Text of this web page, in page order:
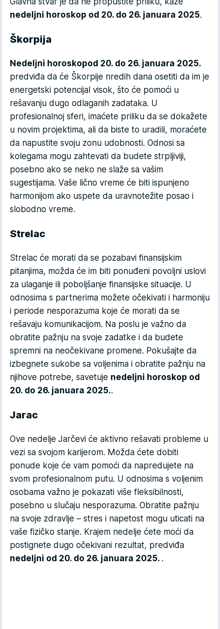
nedeljni horoskop od 20. do 26. januara 2025.
Škorpija
Nedeljni horoskopod 20. do 26. januara 2025.
predviđa da će Škorpije nredih dana osetiti da im je
energetski potencijal visok, što će pomoći u
rešavanju dugo odlaganih zadataka. U
profesionalnoj sferi, imaćete priliku da se dokažete
u novim projektima, ali da biste to uradili, moraćete
da napustite svoju zonu udobnosti. Odnosi sa
kolegama mogu zahtevati da budete strpljiviji,
posebno ako se neko ne slaže sa vašim
sugestijama. Vaše lično vreme će biti ispunjeno
harmonijom ako uspete da uravnotežite posao i
slobodno vreme.
Strelac
Strelac će morati da se pozabavi finansijskim
pitanjima, možda će im biti ponuđeni povoljni uslovi
za ulaganje ili poboljšanje finansijske situacije. U
odnosima s partnerima možete očekivati i harmoniju
i periode nesporazuma koje će morati da se
rešavaju komunikacijom. Na poslu je važno da
obratite pažnju na svoje zadatke i da budete
spremni na neočekivane promene. Pokušajte da
izbegnete sukobe sa voljenima i obratite pažnju na
njihove potrebe, savetuje nedeljni horoskop od
20. do 26. januara 2025..
Jarac
Ove nedelje Jarčevi će aktivno rešavati probleme u
vezi sa svojom karijerom. Možda ćete dobiti
ponude koje će vam pomoći da napredujete na
svom profesionalnom putu. U odnosima s voljenim
osobama važno je pokazati više fleksibilnosti,
posebno u slučaju nesporazuma. Obratite pažnju
na svoje zdravlje – stres i napetost mogu uticati na
vaše fizičko stanje. Krajem nedelje ćete moći da
postignete dugo očekivani rezultat, predviđa
nedeljni od 20. do 26. januara 2025. .